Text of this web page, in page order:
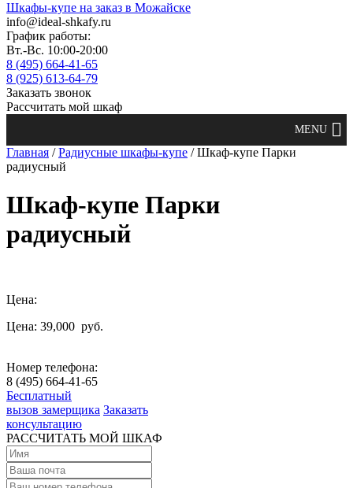
Шкафы-купе на заказ в Можайске
info@ideal-shkafy.ru
График работы:
Вт.-Вс. 10:00-20:00
8 (495) 664-41-65
8 (925) 613-64-79
Заказать звонок
Рассчитать мой шкаф
Главная /Радиусные шкафы-купе / Шкаф-купе Парки
радиусный
Шкаф-купе Парки
радиусный
Цена:
Цена: 39,000 руб.
Номер телефона:
8 (495) 664-41-65
Бесплатный
вызов замерщика Заказать
консультацию
РАССЧИТАТЬ МОЙ ШКАФ